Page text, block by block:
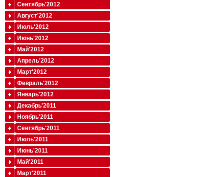
Сентябрь'2012
Август'2012
Июль'2012
Июнь'2012
Май'2012
Апрель'2012
Март'2012
Февраль'2012
Январь'2012
Декабрь'2011
Ноябрь'2011
Сентябрь'2011
Июль'2011
Июнь'2011
Май'2011
Март'2011